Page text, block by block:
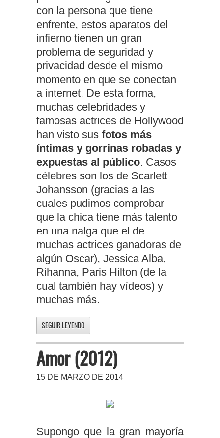
con la persona que tiene
enfrente, estos aparatos del
infierno tienen un gran
problema de seguridad y
privacidad desde el mismo
momento en que se conectan
a internet. De esta forma,
muchas celebridades y
famosas actrices de Hollywood
han visto sus fotos más
íntimas y gorrinas robadas y
expuestas al público. Casos
célebres son los de Scarlett
Johansson (gracias a las
cuales pudimos comprobar
que la chica tiene más talento
en una nalga que el de
muchas actrices ganadoras de
algún Oscar), Jessica Alba,
Rihanna, Paris Hilton (de la
cual también hay vídeos) y
muchas más.
SEGUIR LEYENDO
Amor (2012)
15 DE MARZO DE 2014
Supongo que la gran mayoría